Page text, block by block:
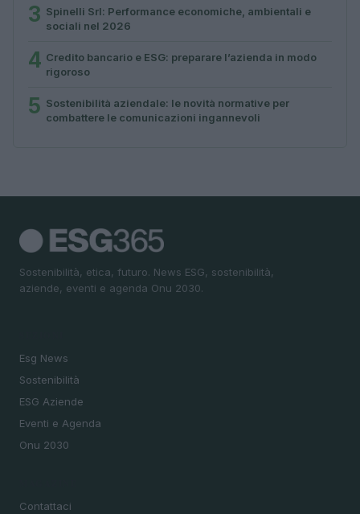
3 Spinelli Srl: Performance economiche, ambientali e
sociali nel 2026
4 Credito bancario e ESG: preparare l’azienda in modo
rigoroso
5 Sostenibilità aziendale: le novità normative per
combattere le comunicazioni ingannevoli
Sostenibilità, etica, futuro. News ESG, sostenibilità,
aziende, eventi e agenda Onu 2030.
Esg News
Sostenibilità
ESG Aziende
Eventi e Agenda
Onu 2030
Contattaci